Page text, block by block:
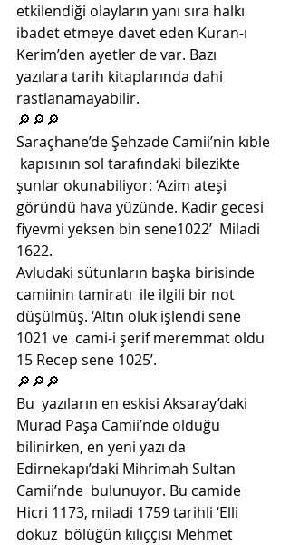
etkilendiği olayların yanı sıra halkı
ibadet etmeye davet eden Kuran-ı
Kerim’den ayetler de var. Bazı
yazılara tarih kitaplarında dahi
rastlanamayabilir.
🔎🔎🔎
Saraçhane’de Şehzade Camii’nin kıble
kapısının sol tarafındaki bilezikte
şunlar okunabiliyor: ‘Azim ateşi
göründü hava yüzünde. Kadir gecesi
fiyevmi yeksen bin sene1022’  Miladi
1622.
Avludaki sütunların başka birisinde
camiinin tamiratı  ile ilgili bir not
düşülmüş. ‘Altın oluk işlendi sene
1021 ve  cami-i şerif meremmat oldu
15 Recep sene 1025’.
🔎🔎🔎
Bu  yazıların en eskisi Aksaray’daki
Murad Paşa Camii’nde olduğu
bilinirken, en yeni yazı da
Edirnekapı’daki Mihrimah Sultan
Camii’nde  bulunuyor. Bu camide
Hicri 1173, miladi 1759 tarihli ‘Elli
dokuz  bölüğün kılıççısı Mehmet